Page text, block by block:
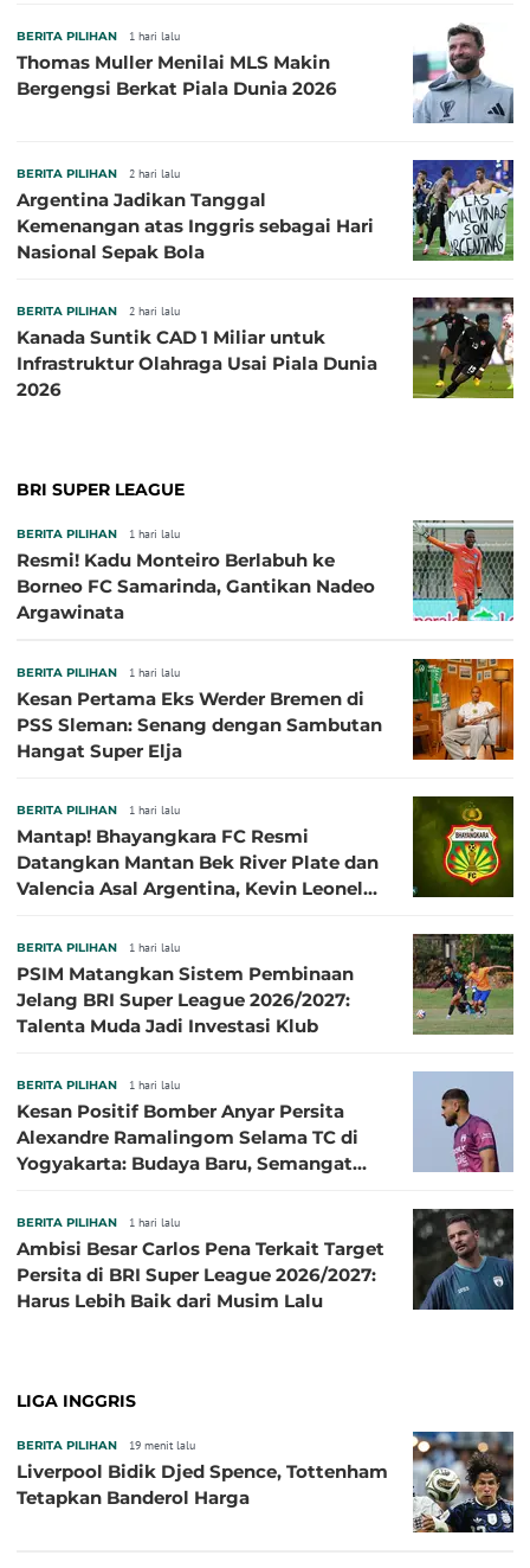
BERITA PILIHAN 1 hari lalu
Thomas Muller Menilai MLS Makin
Bergengsi Berkat Piala Dunia 2026
BERITA PILIHAN 2 hari lalu
Argentina Jadikan Tanggal
Kemenangan atas Inggris sebagai Hari
Nasional Sepak Bola
BERITA PILIHAN 2 hari lalu
Kanada Suntik CAD 1 Miliar untuk
Infrastruktur Olahraga Usai Piala Dunia
2026
BRI SUPER LEAGUE
BERITA PILIHAN 1 hari lalu
Resmi! Kadu Monteiro Berlabuh ke
Borneo FC Samarinda, Gantikan Nadeo
Argawinata
BERITA PILIHAN 1 hari lalu
Kesan Pertama Eks Werder Bremen di
PSS Sleman: Senang dengan Sambutan
Hangat Super Elja
BERITA PILIHAN 1 hari lalu
Mantap! Bhayangkara FC Resmi
Datangkan Mantan Bek River Plate dan
Valencia Asal Argentina, Kevin Leonel
BERITA PILIHAN 1 hari lalu
PSIM Matangkan Sistem Pembinaan
Jelang BRI Super League 2026/2027:
Talenta Muda Jadi Investasi Klub
BERITA PILIHAN 1 hari lalu
Kesan Positif Bomber Anyar Persita
Alexandre Ramalingom Selama TC di
Yogyakarta: Budaya Baru, Semangat
BERITA PILIHAN 1 hari lalu
Ambisi Besar Carlos Pena Terkait Target
Persita di BRI Super League 2026/2027:
Harus Lebih Baik dari Musim Lalu
LIGA INGGRIS
BERITA PILIHAN 19 menit lalu
Liverpool Bidik Djed Spence, Tottenham
Tetapkan Banderol Harga